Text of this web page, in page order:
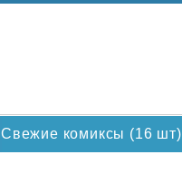
Свежие комиксы (16 шт)